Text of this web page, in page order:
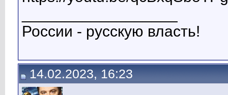
России - русскую власть!
14.02.2023, 16:23